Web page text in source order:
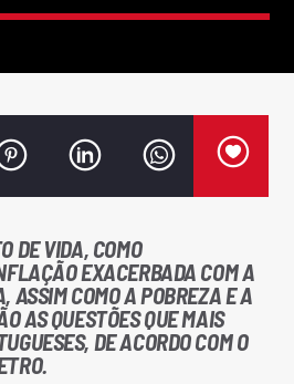
DE VIDA, COMO
EXACERBADA COM A
ASSIM COMO A POBREZA E A
AS QUESTÕES QUE MAIS
DE ACORDO COM O